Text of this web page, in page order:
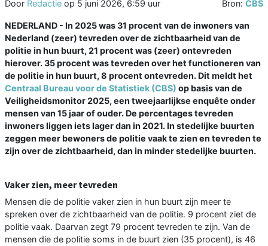
Door Redactie op 5 juni 2026, 6:59 uur Bron: CBS
NEDERLAND - In 2025 was 31 procent van de inwoners van
Nederland (zeer) tevreden over de zichtbaarheid van de
politie in hun buurt, 21 procent was (zeer) ontevreden
hierover. 35 procent was tevreden over het functioneren van
de politie in hun buurt, 8 procent ontevreden. Dit meldt het
Centraal Bureau voor de Statistiek (CBS) op basis van de
Veiligheidsmonitor 2025, een tweejaarlijkse enquête onder
mensen van 15 jaar of ouder. De percentages tevreden
inwoners liggen iets lager dan in 2021. In stedelijke buurten
zeggen meer bewoners de politie vaak te zien en tevreden te
zijn over de zichtbaarheid, dan in minder stedelijke buurten.
Vaker zien, meer tevreden
Mensen die de politie vaker zien in hun buurt zijn meer te
spreken over de zichtbaarheid van de politie. 9 procent ziet de
politie vaak. Daarvan zegt 79 procent tevreden te zijn. Van de
mensen die de politie soms in de buurt zien (35 procent), is 46